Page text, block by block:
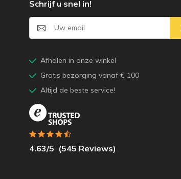
Schrijf u snel in!
Afhalen in onze winkel
Gratis bezorging vanaf € 100
Altijd de beste service!
4.63/5 (545 Reviews)